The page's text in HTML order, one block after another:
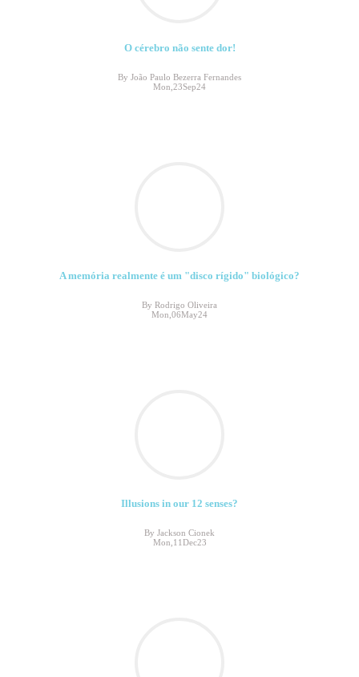
O cérebro não sente dor!
By João Paulo Bezerra Fernandes
Mon,23Sep24
A memória realmente é um "disco rígido" biológico?
By Rodrigo Oliveira
Mon,06May24
Illusions in our 12 senses?
By Jackson Cionek
Mon,11Dec23